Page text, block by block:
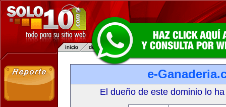
e-
El dueño de este dominio lo